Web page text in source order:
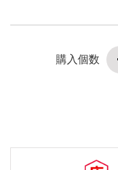
購入個数